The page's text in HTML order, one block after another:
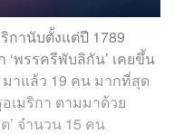
กานับตั้งแต่ปี 1789
พรรครีพับลิกัน’ เคยขึ้น
าแล้ว 19 คน มากที่สุด
เมริกา ตามมาด้วย
’ จำนวน 15 คน